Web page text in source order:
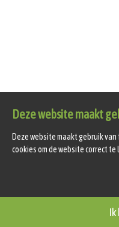
Deze website maakt
Deze website maakt gebruik
cookies om de website correct
Ik